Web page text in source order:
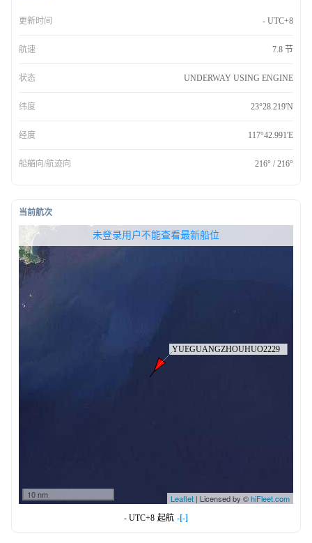
更新时间 - UTC+8
航速 7.8 节
状态 UNDERWAY USING ENGINE
纬度 23°28.219'N
经度 117°42.991'E
船艏向/航迹向 216° / 216°
当前航次
10 nm Leaflet | Licensed by ©hiFleet.com
未登录用户不能查看最新船位
无权查看最新船位，请联系开通
- UTC+8 起航 -[-]